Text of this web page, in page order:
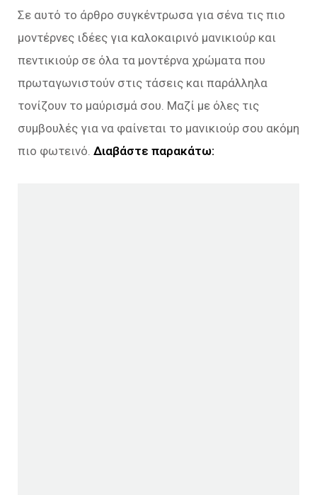
Σε αυτό το άρθρο συγκέντρωσα για σένα τις πιο
μοντέρνες ιδέες για καλοκαιρινό μανικιούρ και
πεντικιούρ σε όλα τα μοντέρνα χρώματα που
πρωταγωνιστούν στις τάσεις και παράλληλα
τονίζουν το μαύρισμά σου. Μαζί με όλες τις
συμβουλές για να φαίνεται το μανικιούρ σου ακόμη
πιο φωτεινό. Διαβάστε παρακάτω: